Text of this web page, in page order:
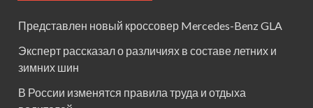
Представлен новый кроссовер Mercedes-Benz GLA
Эксперт рассказал о различиях в составе летних и
зимних шин
В России изменятся правила труда и отдыха